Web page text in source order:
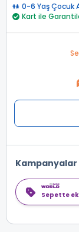
0-6 Yaş Çocuk
Kart ile
Kampanyalar
Sepette